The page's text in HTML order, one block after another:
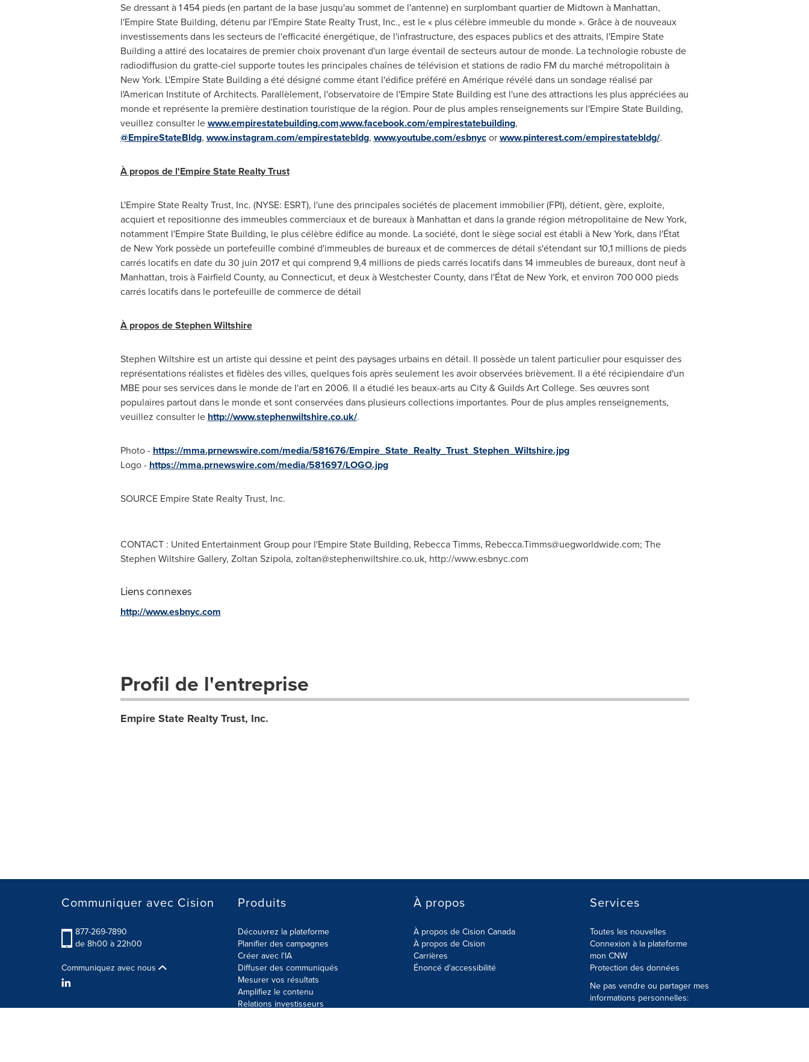
Se dressant à 1 454 pieds (en partant de la base jusqu'au sommet de l'antenne) en surplombant quartier de Midtown à Manhattan,
l'Empire State Building, détenu par l'Empire State Realty Trust, Inc., est le « plus célèbre immeuble du monde ». Grâce à de nouveaux
investissements dans les secteurs de l'efficacité énergétique, de l'infrastructure, des espaces publics et des attraits, l'Empire State
Building a attiré des locataires de premier choix provenant d'un large éventail de secteurs autour de monde. La technologie robuste de
radiodiffusion du gratte-ciel supporte toutes les principales chaînes de télévision et stations de radio FM du marché métropolitain à
New York. L'Empire State Building a été désigné comme étant l'édifice préféré en Amérique révélé dans un sondage réalisé par
l'American Institute of Architects. Parallèlement, l'observatoire de l'Empire State Building est l'une des attractions les plus appréciées au
monde et représente la première destination touristique de la région. Pour de plus amples renseignements sur l'Empire State Building,
veuillez consulter lewww.empirestatebuilding.com,www.facebook.com/empirestatebuilding,
@EmpireStateBldg, www.instagram.com/empirestatebldg, www.youtube.com/esbnycorwww.pinterest.com/empirestatebldg/.
À propos de l'Empire State Realty Trust
L'Empire State Realty Trust, Inc. (NYSE: ESRT), l'une des principales sociétés de placement immobilier (FPI), détient, gère, exploite,
acquiert et repositionne des immeubles commerciaux et de bureaux à Manhattan et dans la grande région métropolitaine de New York,
notamment l'Empire State Building, le plus célèbre édifice au monde. La société, dont le siège social est établi à New York, dans l'État
de New Yorkpossède un portefeuille combiné d'immeubles de bureaux et de commerces de détail s'étendant sur 10,1 millions de pieds
carrés locatifs en date du 30 juin 2017 etqui comprend 9,4 millions de pieds carrés locatifs dans 14 immeubles de bureaux, dont neuf à
Manhattan, trois à Fairfield County, au Connecticut, et deux àWestchester County, dans l'État de New York, et environ 700 000 pieds
carrés locatifs dans le portefeuille de commerce de détail
À propos deStephen Wiltshire
Stephen Wiltshireest un artiste qui dessine et peint des paysages urbains en détail. Il possède un talent particulier pour esquisser des
représentations réalistes et fidèles des villes, quelques fois après seulement les avoir observées brièvement. Il a été récipiendaire d'un
MBE pour ses services dans le monde de l'art en 2006. Il a étudié les beaux-arts au City & Guilds Art College. Ses œuvres sont
populaires partout dans le monde et sont conservées dans plusieurs collections importantes. Pour de plus amples renseignements,
veuillez consulter le http://www.stephenwiltshire.co.uk/.
Photo - https://mma.prnewswire.com/media/581676/Empire_State_Realty_Trust_Stephen_Wiltshire.jpg
Logo - https://mma.prnewswire.com/media/581697/LOGO.jpg
SOURCE Empire State Realty Trust, Inc.
CONTACT : United Entertainment Group pour l'Empire State Building, Rebecca Timms, Rebecca.Timms@uegworldwide.com; The
Stephen Wiltshire Gallery, Zoltan Szipola, zoltan@stephenwiltshire.co.uk, http://www.esbnyc.com
Liens connexes
http://www.esbnyc.com
Profil de l'entreprise
Empire State Realty Trust, Inc.
Communiquer avec Cision
877-269-7890
de 8h00 à 22h00
Communiquez avec nous
Produits
Découvrez la plateforme
Planifier des campagnes
Créer avec l'IA
Diffuser des communiqués
Mesurer vos résultats
Amplifiez le contenu
Relations investisseurs
À propos
À propos de Cision Canada
À propos de Cision
Carrières
Énoncé d'accessibilité
Services
Toutes les nouvelles
Connexion à la plateforme
mon CNW
Protection des données
Ne pas vendre ou partager mes
informations personnelles: